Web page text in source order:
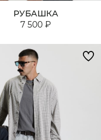
РУБАШКА
7 500 ₽